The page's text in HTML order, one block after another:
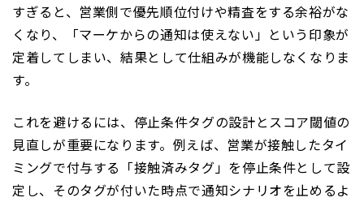
すぎると、営業側で優先順位付けや精査をする余裕がな
くなり、「マーケからの通知は使えない」という印象が
定着してしまい、結果として仕組みが機能しなくなりま
す。
これを避けるには、停止条件タグの設計とスコア閾値の
見直しが重要になります。例えば、営業が接触したタイ
ミングで付与する「接触済みタグ」を停止条件として設
定し、そのタグが付いた時点で通知シナリオを止めるよ